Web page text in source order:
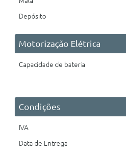
Depósito
Motorização Elétrica
Capacidade de bateria
Condições
IVA
Data de Entrega